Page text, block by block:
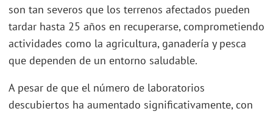
son tan severos que los terrenos afectados pueden
tardar hasta 25 años en recuperarse, comprometiendo
actividades como la agricultura, ganadería y pesca
que dependen de un entorno saludable.
A pesar de que el número de laboratorios
descubiertos ha aumentado significativamente, con